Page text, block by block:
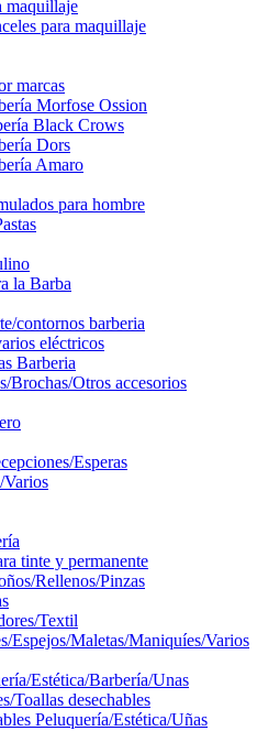
maquillaje
para maquillaje
marcas
Morfose Ossion
Black Crows
Dors
Amaro
para hombre
la Barba
contornos barberia
eléctricos
Barberia
Brochas/Otros accesorios
Esperas
Varios
tinte y permanente
Rellenos/Pinzas
Textil
Espejos/Maletas/Maniquíes/Varios
Estética/Barbería/Unas
Toallas desechables
Peluquería/Estética/Uñas